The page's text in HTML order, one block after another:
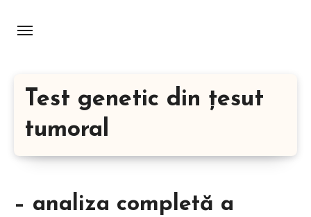
Test genetic din țesut
tumoral
– analiza completă a